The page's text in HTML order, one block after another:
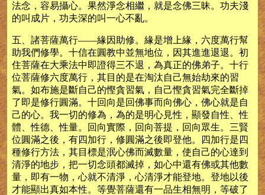
法念，容易攝心。果然淨念相繼，就是念佛三昧。功夫淺
的叫成片，功夫深的叫一心不亂。
五、諸菩薩萬行——緣因助修。緣是增上緣，六度萬行幫
助我們修學。十信在圓教中並無地位，因其進進退退。初
住菩薩在大乘法中即證得三不退，為真正的佛弟子。十行
位菩薩修六度萬行，其目的是在淘汰自己無始劫來的習
氣。如布施是斷自己的慳貪習氣，自己慳貪習氣完全斷掉
了即是修行圓滿。十回向是回佛事而向佛心，佛心就是自
己的心。我一切的修為，為的是明心見性，顯發自性、性
體、性德、性量。回向實際，回向菩提，回向眾生。三賢
位圓滿之後，有四加行，修圓滿之後即登他。四加行是四
種修行方法，其目標是泯心佛而滅數量，使自己的心達到
清淨的地步，把一切念頭都滅掉，如心中還有佛或其他數
量，即有一物，心就不清淨，心清淨才能登地。登地以後
才能顯出真如本性。等覺菩薩還有一品生相無明，等破了